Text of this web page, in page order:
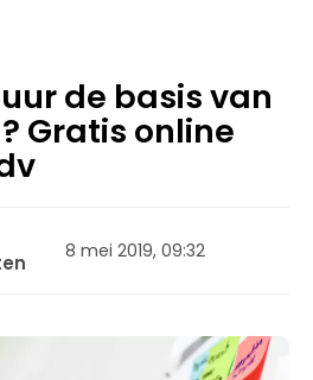
de basis van
Gratis online
8 mei 2019, 09:32